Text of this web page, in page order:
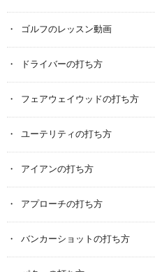
ゴルフのレッスン動画
ドライバーの打ち方
フェアウェイウッドの打ち方
ユーテリティの打ち方
アイアンの打ち方
アプローチの打ち方
バンカーショットの打ち方